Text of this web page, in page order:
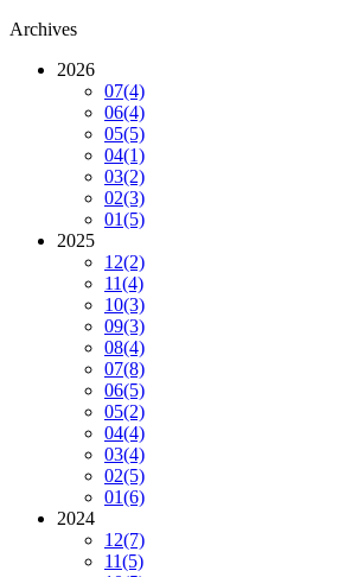
Archives
2026
07(4)
06(4)
05(5)
04(1)
03(2)
02(3)
01(5)
2025
12(2)
11(4)
10(3)
09(3)
08(4)
07(8)
06(5)
05(2)
04(4)
03(4)
02(5)
01(6)
2024
12(7)
11(5)